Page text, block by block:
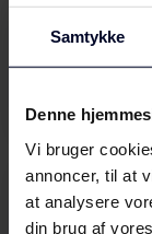
Samtykke
Denne
Vi bruger
annoncer, til at
at analysere
din brug af
Find